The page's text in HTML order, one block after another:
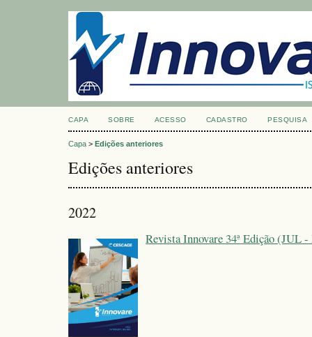
CAPA SOBRE ACESSO CADASTRO PESQUISA
Capa > Edições anteriores
Edições anteriores
2022
Revista Innovare 34ª Edição (JUL